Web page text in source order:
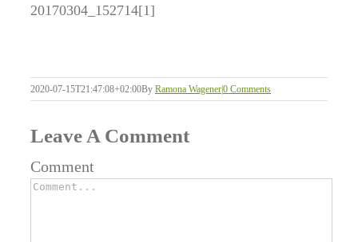
20170304_152714[1]
2020-07-15T21:47:08+02:00By Ramona Wagener0 Comments
Leave A Comment
Comment